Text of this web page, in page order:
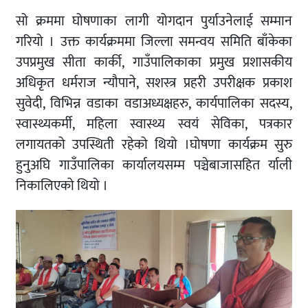
सो क्रममा घोषणाका लागी योगदान पुर्याउनेलाई सम्मान
गरियो । उक्त कार्यक्रममा जिल्ला समन्वय समिति बाँकेका
उपप्रमुख सीता कार्की, गाउँपालिकाका प्रमुख प्रशासकीय
अधिकृत धर्मराज न्यौपाने, सशस्त्र प्रहरी उपरीक्षक प्रकाश
सुवेदी, विभिन्न वडाका वडाअध्यक्षहरु, कार्यपालिका सदस्य,
स्वास्थ्यकर्मी, महिला स्वास्थ्य स्वयं सेविका, पत्रकार
लगायतको उपस्थिती रहेको थियो ।घोषणा कार्यक्रम सुरु
हुनुअघि गाउँपालिका कार्यालयसम्म पञ्चेबाजासहित र्याली
निकालिएको थियो ।